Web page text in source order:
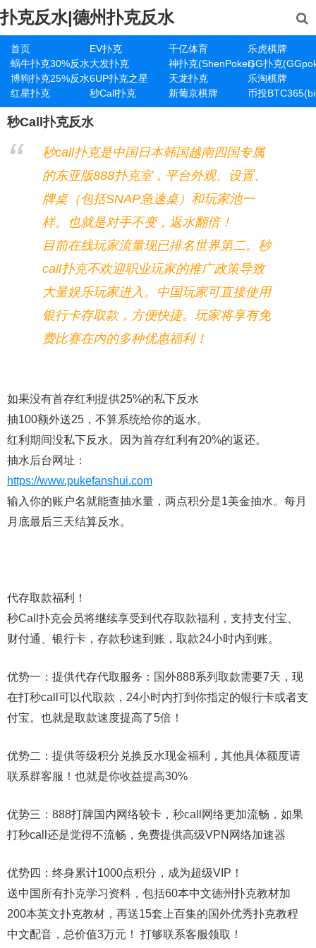
扑克反水|德州扑克反水
首页 EV扑克 千亿体育
乐虎棋牌
蜗牛扑克30%反水大发扑克 神扑克(ShenPoker)GG扑克
博狗扑克25%反水6UP扑克之星 天龙扑克
乐淘棋牌
红星扑克
秒Call扑克 新葡京棋牌 币投
秒Call扑克反水
秒call扑克是中国日本韩国越南四国专属
的东亚版888扑克室，平台外观、设置、
牌桌（包括SNAP急速桌）和玩家池一
样。也就是对手不变，返水翻倍！
目前在线玩家流量现已排名世界第二。秒
call扑克不欢迎职业玩家的推广政策导致
大量娱乐玩家进入。中国玩家可直接使用
银行卡存取款，方便快捷。玩家将享有免
费比赛在内的多种优惠福利！
如果没有首存红利提供25%的私下反水
抽100额外送25，不算系统给你的返水。
红利期间没私下反水。因为首存红利有20%的返还。
抽水后台网址：
https://www.pukefanshui.com
输入你的账户名就能查抽水量，两点积分是1美金抽水。每月
月底最后三天结算反水。
代存取款福利！
秒Call扑克会员将继续享受到代存取款福利，支持支付宝、
财付通、银行卡，存款秒速到账，取款24小时内到账。
优势一：提供代存代取服务：国外888系列取款需要7天，现
在打秒call可以代取款，24小时内打到你指定的银行卡或者支
付宝。也就是取款速度提高了5倍！
优势二：提供等级积分兑换反水现金福利，其他具体额度请
联系群客服！也就是你收益提高30%
优势三：888打牌国内网络较卡，秒call网络更加流畅，如果
打秒call还是觉得不流畅，免费提供高级VPN网络加速器
优势四：终身累计1000点积分，成为超级VIP！
送中国所有扑克学习资料，包括60本中文德州扑克教材加
200本英文扑克教材，再送15套上百集的国外优秀扑克教程
中文配音，总价值3万元！ 打够联系客服领取！